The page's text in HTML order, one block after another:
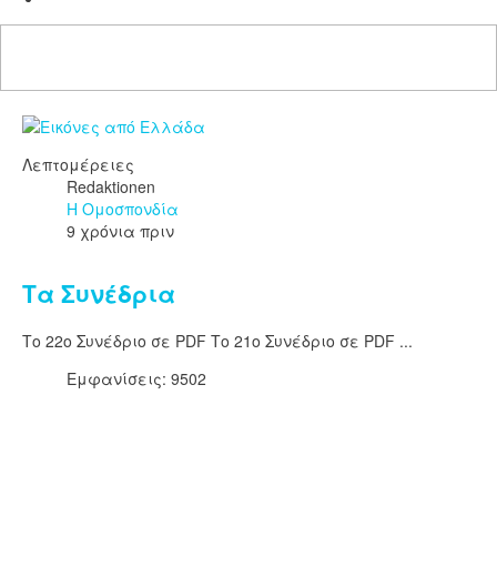
Λεπτομέρειες
Redaktionen
Η Ομοσπονδία
9 χρόνια πριν
Τα Συνέδρια
Το 22ο Συνέδριο σε PDF Το 21ο Συνέδριο σε PDF ...
Εμφανίσεις: 9502